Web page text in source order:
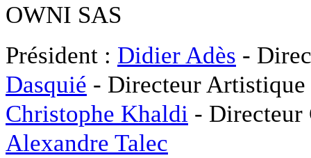
OWNI SAS
Président : Didier Adès -
Dasquié - Directeur
Christophe Khaldi -
Alexandre Talec